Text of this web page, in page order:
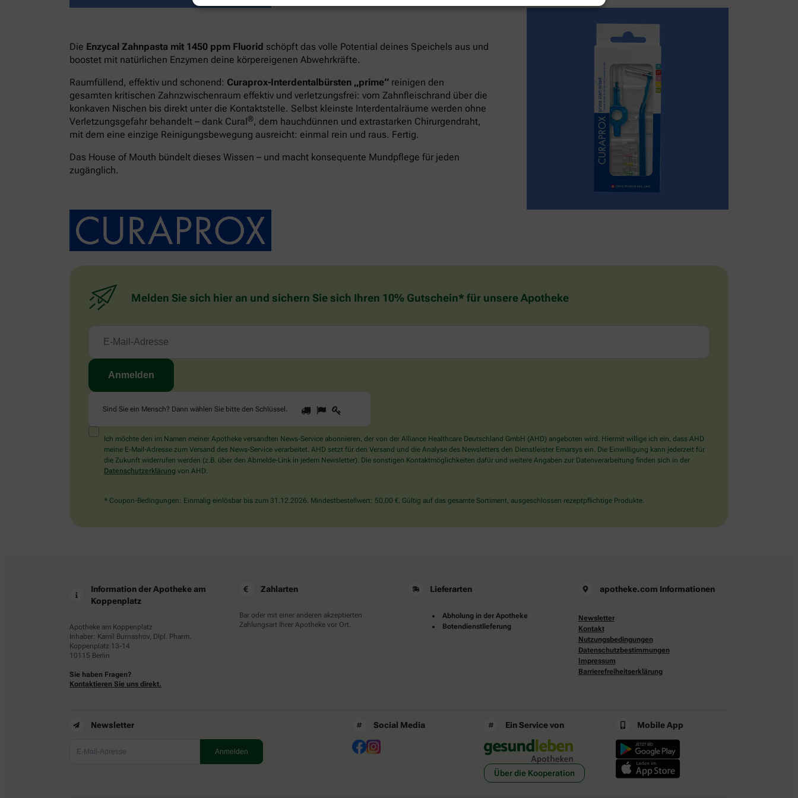
Die Enzycal Zahnpasta mit 1450 ppm Fluorid schöpft das volle Potential deines Speichels aus und
boostet mit natürlichen Enzymen deine körpereigenen Abwehrkräfte.
Raumfüllend, effektiv und schonend: Curaprox-Interdentalbürsten „prime“ reinigen den
gesamten kritischen Zahnzwischenraum effektiv und verletzungsfrei: vom Zahnfleischrand über die
konkaven Nischen bis direkt unter die Kontaktstelle. Selbst kleinste Interdentalräume werden ohne
Verletzungsgefahr behandelt – dank Cural®, dem hauchdünnen und extrastarken Chirurgendraht,
mit dem eine einzige Reinigungsbewegung ausreicht: einmal rein und raus. Fertig.
Das House of Mouth bündelt dieses Wissen – und macht konsequente Mundpflege für jeden
zugänglich.
Melden Sie sich hier an und sichern Sie sich Ihren 10% Gutschein* für unsere Apotheke
Sind Sie ein Mensch? Dann wählen Sie bitte den Schlüssel
Sind
Sie
Mensch?
Dann
wählen
Schlüssel.
1 2
Ich möchte den im Namen meiner Apotheke versandten News-Service abonnieren, der von der Alliance Healthcare Deutschland GmbH (AHD) angeboten wird. Hiermit willige ich ein, dass AHD
meine E-Mail-Adresse zum Versand des News-Service verarbeitet. AHD setzt für den Versand und die Analyse des Newsletters den Dienstleister Emarsys ein. Die Einwilligung kann jederzeit für
die Zukunft widerrufen werden (z.B. über den Abmelde-Link in jedem Newsletter). Die sonstigen Kontaktmöglichkeiten dafür und weitere Angaben zur Datenverarbeitung finden sich in der
Datenschutzerklärung von AHD.
* Coupon-Bedingungen: Einmalig einlösbar bis zum 31.12.2026. Mindestbestellwert: 50,00 €. Gültig auf das gesamte Sortiment, ausgeschlossen rezeptpflichtige Produkte.
Information der Apotheke am
Koppenplatz
Apotheke am Koppenplatz
Inhaber: Kamil Burnashov, DIpl. Pharm.
Koppenplatz 13-14
10115 Berlin
Sie haben Fragen?
Kontaktieren Sie uns direkt.
Zahlarten
Bar oder mit einer anderen akzeptierten
Zahlungsart Ihrer Apotheke vor Ort.
Lieferarten
Abholung in der Apotheke
Botendienstlieferung
apotheke.com Informationen
Newsletter
Kontakt
Nutzungsbedingungen
Datenschutzbestimmungen
Impressum
Barrierefreiheitserklärung
Newsletter Social Media Ein Service von
Über die Kooperation
Mobile App